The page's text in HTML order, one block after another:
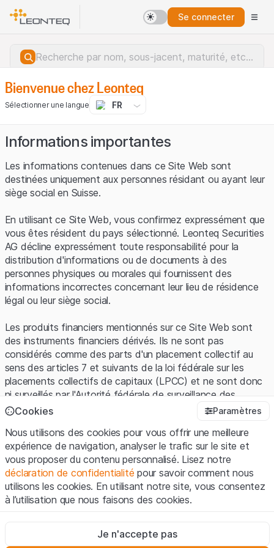
Se connecter
Erreur du serveur.
Bienvenue chez Leonteq
Sélectionner une langue FR
Informations importantes
Les informations contenues dans ce Site Web sont
destinées uniquement aux personnes résidant ou ayant leur
siège social en Suisse.
En utilisant ce Site Web, vous confirmez expressément que
vous êtes résident du pays sélectionné. Leonteq Securities
AG décline expressément toute responsabilité pour la
distribution d'informations ou de documents à des
personnes physiques ou morales qui fournissent des
informations incorrectes concernant leur lieu de résidence
légal ou leur siège social.
Les produits financiers mentionnés sur ce Site Web sont
des instruments financiers dérivés. Ils ne sont pas
considérés comme des parts d'un placement collectif au
sens des articles 7 et suivants de la loi fédérale sur les
placements collectifs de capitaux (LPCC) et ne sont donc
ni surveillés par l'Autorité fédérale de surveillance des
marchés financiers (FINMA) ni enregistrés auprès de la
protection spécifique des investisseurs prévue par la LPCC.
Conditions d'utilisation et informations juridiques
En utilisant le Site Web de Leonteq Securities AG (ci-après
"Site Web"), vous confirmez que vous avez compris et que
vous acceptez les informations juridiques, les notes
vous n'acceptez pas les Conditions d'utilisation, veuillez-
vous abstenir d'utiliser ce Site Web.
Cookies Paramètres
Nous utilisons des cookies pour vous offrir une meilleure
expérience de navigation, analyser le trafic sur le site et
vous proposer du contenu personnalisé. Lisez notre
déclaration de confidentialité pour savoir comment nous
utilisons les cookies. En utilisant notre site, vous consentez
à l’utilisation que nous faisons des cookies.
Ces cookies sont nécessaires au bon fonctionnement du site
Je n'accepte pas